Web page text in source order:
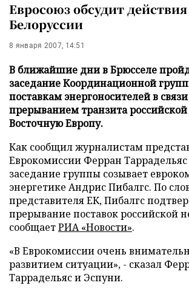
Евросоюз обсудит действия
Белоруссии
8 января 2007, 14:51
В ближайшие дни в Брюсселе
заседание Координационной
поставкам энергоносителей в связи
прерыванием транзита
Восточную Европу.
Как сообщил журналистам
Еврокомиссии Ферран
заседание группы созывает
энергетике Андрис Пибалгс. По
представителя ЕК, Пибалгс
прерывание поставок российской
сообщаетРИА «Новости».
«В Еврокомиссии очень
развитием ситуации», - сказал
Таррадельяс и Эспуни.